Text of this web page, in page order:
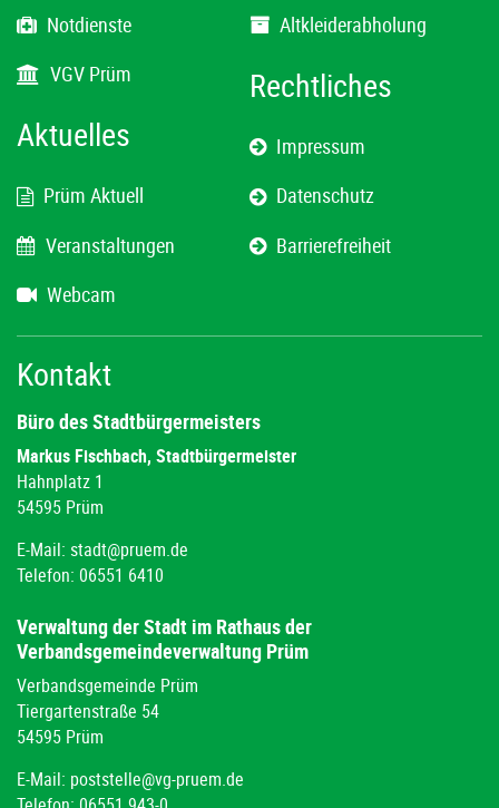
Kontakt
Büro des Stadtbürgermeisters
Markus Fischbach, Stadtbürgermeister
Hahnplatz 1
54595 Prüm
E-Mail: stadt@pruem.de
Telefon: 06551 6410
Verwaltung der Stadt im Rathaus der
Verbandsgemeindeverwaltung Prüm
Verbandsgemeinde Prüm
Tiergartenstraße 54
54595 Prüm
E-Mail: poststelle@vg-pruem.de
Notdienste
VGV Prüm
Aktuelles
Prüm Aktuell
Veranstaltungen
Webcam
Altkleiderabholung
Rechtliches
Impressum
Datenschutz
Barrierefreiheit